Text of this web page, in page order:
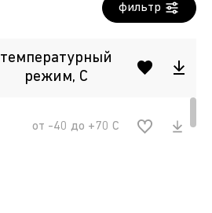
фильтр
температурный
режим, С
от -40 до +70 С